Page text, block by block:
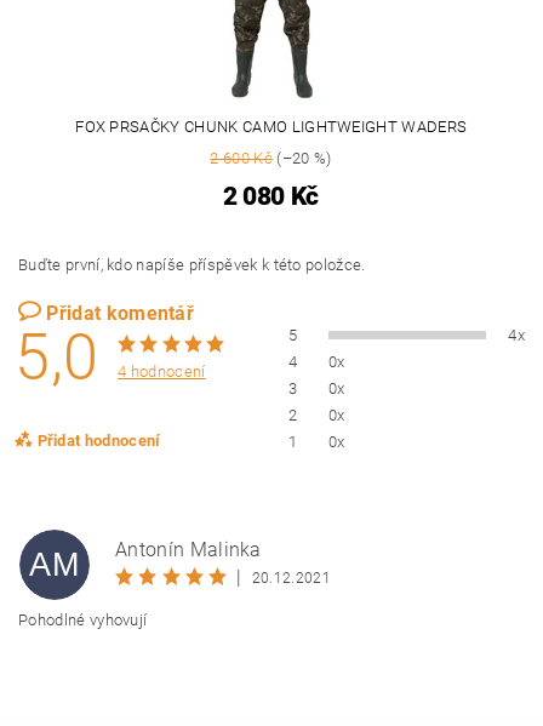
FOX PRSAČKY CHUNK CAMO LIGHTWEIGHT WADERS
2 600 Kč (–20 %)
2 080 Kč
Buďte první, kdo napíše příspěvek k této položce.
Přidat komentář
5,0 4 hodnocení
Přidat hodnocení
5
4x
4
0x
3
0x
2
0x
1
0x
AM
Antonín Malinka
|
20.12.2021
Pohodlné vyhovují